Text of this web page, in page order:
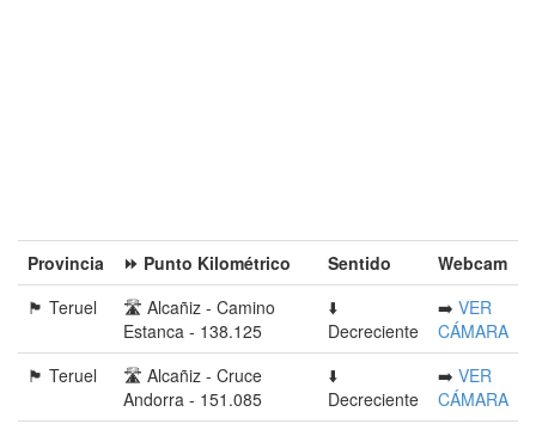
Provincia󠁭󠁶󠁳󠁣󠁿 ⏩ Punto Kilométrico Sentido
Webcam
🏴󠁭󠁶󠁳󠁣󠁿 Teruel
🛣️ Alcañiz - Camino
Estanca - 138.125
⬇️
Decreciente
➡️ VER
CÁMARA
🏴󠁭󠁶󠁳󠁣󠁿 Teruel
🛣️ Alcañiz - Cruce
Andorra - 151.085
⬇️
Decreciente
➡️ VER
CÁMARA